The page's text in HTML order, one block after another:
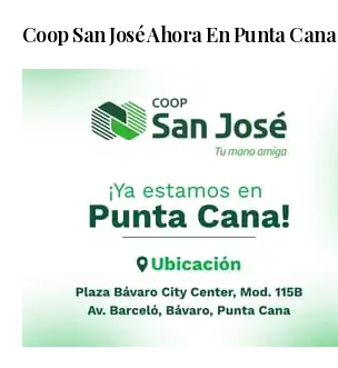
Coop San José Ahora En Punta Cana